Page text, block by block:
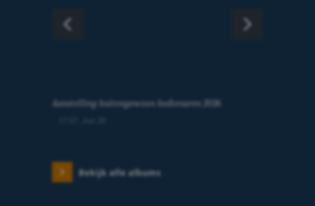
Aanstelling buitengewoon bedienaren 2026
Bekijk alle albums